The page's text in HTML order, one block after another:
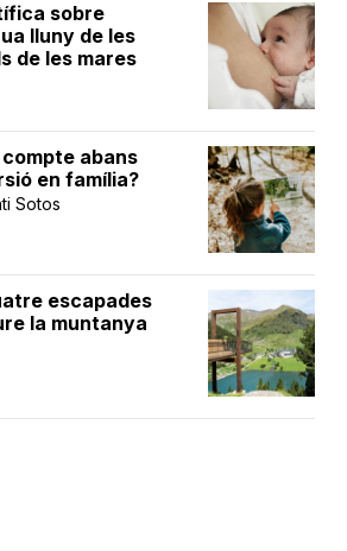
sobre
lluny de les
de les mares
abans
en família?
Sotos
escapades
la muntanya